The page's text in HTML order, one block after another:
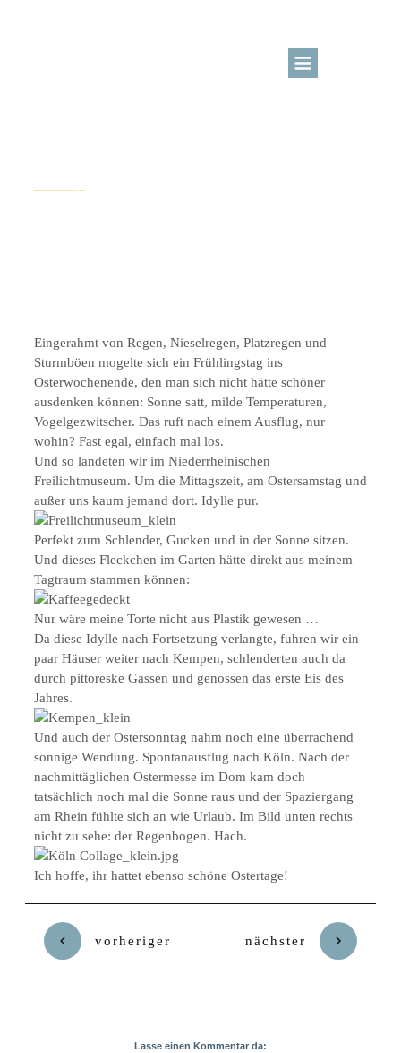
Eingerahmt von Regen, Nieselregen, Platzregen und
Sturmböen mogelte sich ein Frühlingstag ins
Osterwochenende, den man sich nicht hätte schöner
ausdenken können: Sonne satt, milde Temperaturen,
Vogelgezwitscher. Das ruft nach einem Ausflug, nur
wohin? Fast egal, einfach mal los.
Und so landeten wir im Niederrheinischen
Freilichtmuseum. Um die Mittagszeit, am Ostersamstag und
außer uns kaum jemand dort. Idylle pur.
Perfekt zum Schlender, Gucken und in der Sonne sitzen.
Und dieses Fleckchen im Garten hätte direkt aus meinem
Tagtraum stammen können:
Nur wäre meine Torte nicht aus Plastik gewesen …
Da diese Idylle nach Fortsetzung verlangte, fuhren wir ein
paar Häuser weiter nach Kempen, schlenderten auch da
durch pittoreske Gassen und genossen das erste Eis des
Jahres.
Und auch der Ostersonntag nahm noch eine überrachend
sonnige Wendung. Spontanausflug nach Köln. Nach der
nachmittäglichen Ostermesse im Dom kam doch
tatsächlich noch mal die Sonne raus und der Spaziergang
am Rhein fühlte sich an wie Urlaub. Im Bild unten rechts
nicht zu sehe: der Regenbogen. Hach.
Ich hoffe, ihr hattet ebenso schöne Ostertage!
vorheriger nächster
Lasse einen Kommentar da: